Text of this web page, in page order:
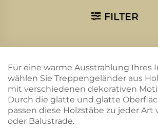
FILTER
Für eine warme Ausstrahlung Ihres
wählen Sie Treppengeländer aus
mit verschiedenen dekorativen
Durch die glatte und glatte
passen diese Holzstäbe zu jeder Art
oder Balustrade.